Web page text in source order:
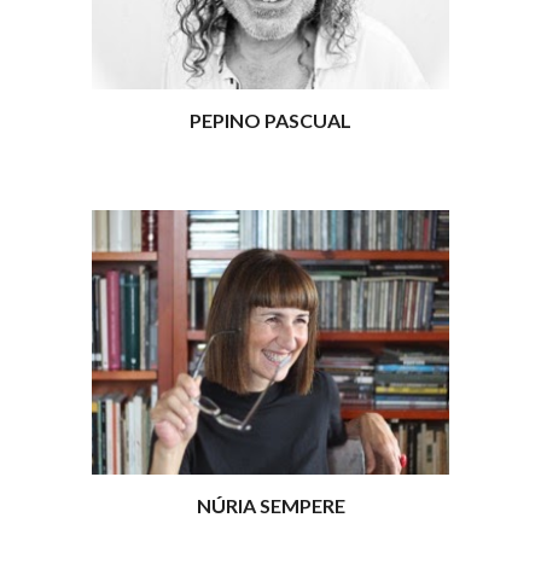
PEPINO PASCUAL
NÚRIA SEMPERE